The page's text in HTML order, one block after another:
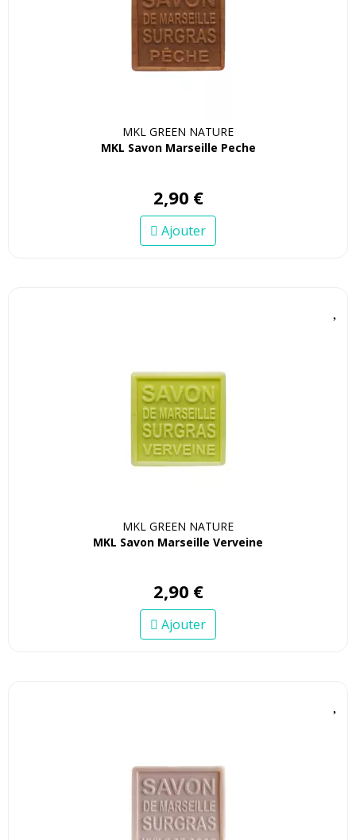
MKL GREEN NATURE
MKL Savon Marseille Peche
2,90 €
Ajouter
MKL GREEN NATURE
MKL Savon Marseille Verveine
2,90 €
Ajouter